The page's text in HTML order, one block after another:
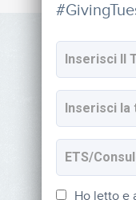
Ho letto e